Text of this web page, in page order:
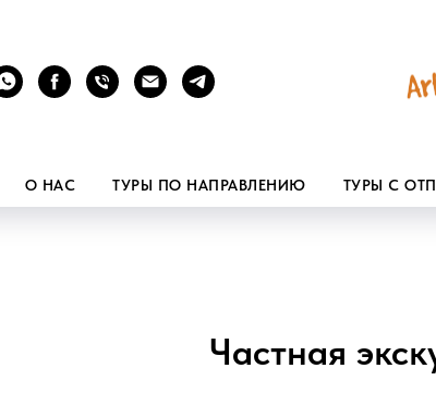
О НАС ТУРЫ ПО НАПРАВЛЕНИЮ ТУРЫ С
Частная